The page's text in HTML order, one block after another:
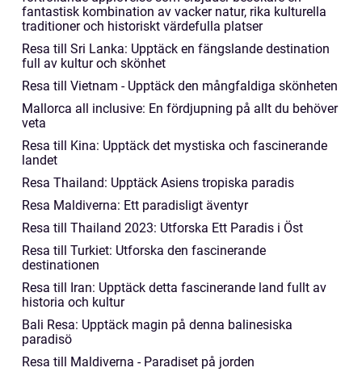
fantastisk kombination av vacker natur, rika kulturella
traditioner och historiskt värdefulla platser
Resa till Sri Lanka: Upptäck en fängslande destination
full av kultur och skönhet
Resa till Vietnam - Upptäck den mångfaldiga skönheten
Mallorca all inclusive: En fördjupning på allt du behöver
veta
Resa till Kina: Upptäck det mystiska och fascinerande
landet
Resa Thailand: Upptäck Asiens tropiska paradis
Resa Maldiverna: Ett paradisligt äventyr
Resa till Thailand 2023: Utforska Ett Paradis i Öst
Resa till Turkiet: Utforska den fascinerande
destinationen
Resa till Iran: Upptäck detta fascinerande land fullt av
historia och kultur
Bali Resa: Upptäck magin på denna balinesiska
paradisö
Resa till Maldiverna - Paradiset på jorden